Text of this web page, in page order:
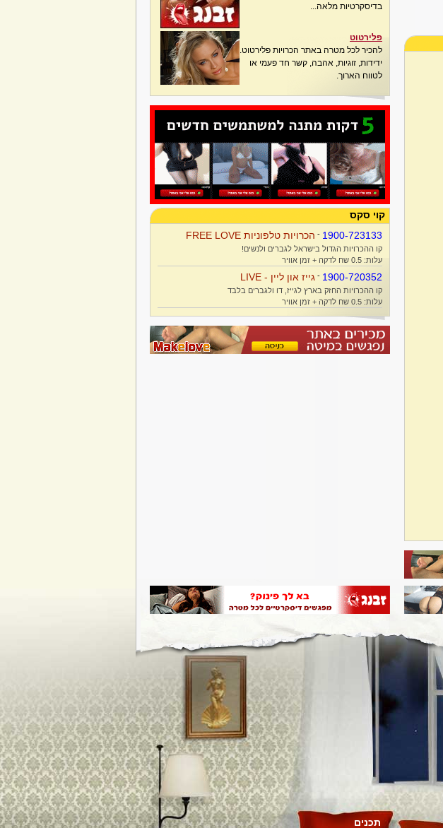
בדיסקרטיות מלאה...
פלירטוט
להכיר לכל מטרה באתר הכרויות פלירטוט.
ידידות, זוגיות, אהבה, קשר חד פעמי או
לטווח הארוך.
קוי סקס
1900-723133
- הכרויות טלפוניות FREE LOVE
קו ההכרויות הגדול בישראל לגברים ולנשים!
עלות: 0.5 שח לדקה + זמן אוויר
1900-720352
- גייז און ליין - LIVE
קו ההכרויות החזק בארץ לגייז, דו ולגברים בלבד
עלות: 0.5 שח לדקה + זמן אוויר
תכנים